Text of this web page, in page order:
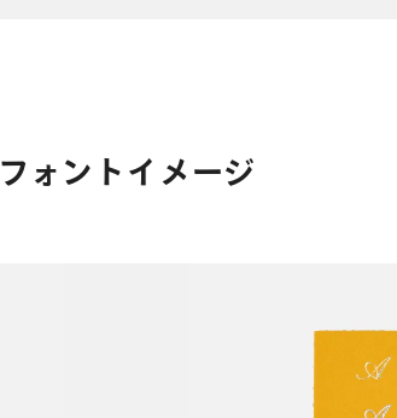
フォントイメージ